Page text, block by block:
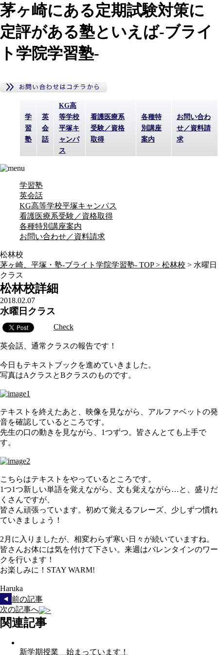
茅ヶ崎にある定期試験対策に
定評がある塾といえば-ブライ
ト学院学習塾-
学
習
塾
英
会
話
KG高
等学校
平塚キ
ャンパ
ス
看護医療系
受験／資格
取得
各種特
別講座
案内
お問い合わ
せ／資料請
求
学習塾
英会話
KG高等学校平塚キャンパス
看護医療系受験／資格取得
各種特別講座案内
お問い合わせ／資料請求
松林校
茅ヶ崎、平塚・塾-ブライト学院学習塾- TOP > 松林校 > 水曜日
クラス
松林校詳細
2018.02.07
水曜日クラス
Check
英会話、通常クラスの報告です！
今日もテキストブックを進めていきました。
写真はAクラスとBクラスのものです。
テキストを終えたあと、映像を見ながら、アルファベットの発
音を確認しているところです。
先生の口の動きを見ながら、1つずつ。皆さんとても上手で
す。
こちらはテキストをやっているところです。
1つ1つ新しい単語を覚えながら、文も覚えながら…と、盛りだ
くさんですが、
皆さん頑張っています。初めて覚えるフレーズ、少しずつ慣れ
ていきましょう！
2月に入りましたが、相変わらず寒い日々が続いていますね。
皆さんお体には気を付けて下さい。来週はバレンタインのワー
クを行います！
お楽しみに！STAY WARM!
Haruka
前の記事
次の記事へ
関連記事
新学期授業 始まっています！